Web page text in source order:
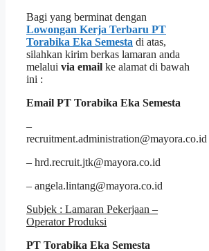
Bagi yang berminat dengan
Lowongan Kerja Terbaru PT
Torabika Eka Semesta di atas,
silahkan kirim berkas lamaran anda
melalui via email ke alamat di bawah
ini :
Email PT Torabika Eka Semesta
–
recruitment.administration@mayora.co.id
– hrd.recruit.jtk@mayora.co.id
– angela.lintang@mayora.co.id
Subjek : Lamaran Pekerjaan –
Operator Produksi
PT Torabika Eka Semesta